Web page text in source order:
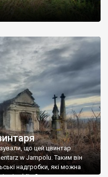
що цей цвинтар
w Jampolu. Таким він
надгробки, які можна